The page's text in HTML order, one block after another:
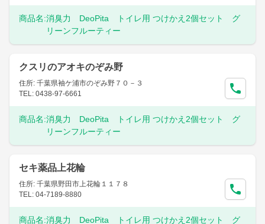
商品名:消臭力 DeoPita トイレ用 つけかえ2個セット グ
リーンフルーティー
クスリのアオキのぞみ野
住所: 千葉県袖ケ浦市のぞみ野７０－３
TEL: 0438-97-6661
商品名:消臭力 DeoPita トイレ用 つけかえ2個セット グ
リーンフルーティー
セキ薬品上花輪
住所: 千葉県野田市上花輪１１７８
TEL: 04-7189-8880
商品名:消臭力 DeoPita トイレ用 つけかえ2個セット グ